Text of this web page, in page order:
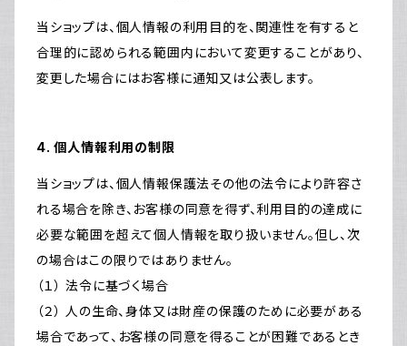
当ショップは、個人情報の利用目的を、関連性を有すると
合理的に認められる範囲内において変更することがあり、
変更した場合にはお客様に通知又は公表します。
4. 個人情報利用の制限
当ショップは、個人情報保護法その他の法令により許容さ
れる場合を除き、お客様の同意を得ず、利用目的の達成に
必要な範囲を超えて個人情報を取り扱いません。但し、次
の場合はこの限りではありません。
（１） 法令に基づく場合
（２） 人の生命、身体又は財産の保護のために必要がある
場合であって、お客様の同意を得ることが困難であるとき